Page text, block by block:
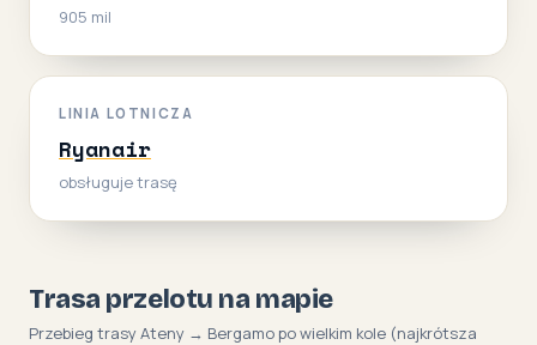
905 mil
LINIA LOTNICZA
Ryanair
obsługuje trasę
Trasa przelotu na mapie
Przebieg trasy Ateny → Bergamo po wielkim kole (najkrótsza